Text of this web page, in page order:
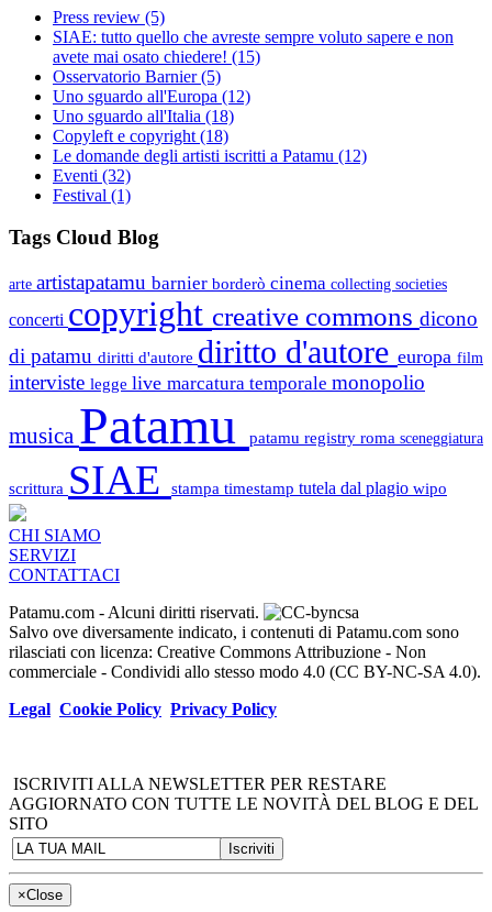
Press review (5)
SIAE: tutto quello che avreste sempre voluto sapere e non
avete mai osato chiedere! (15)
Osservatorio Barnier(5)
Uno sguardo all'Europa (12)
Uno sguardo all'Italia (18)
Copyleft e copyright (18)
Le domande degli artisti iscritti a Patamu (12)
Eventi (32)
Festival (1)
Tags Cloud Blog
arte artistapatamu barnier borderò cinema collecting societies
concerti copyright creative commons dicono
di patamu diritti d'autore diritto d'autore europa film
interviste legge live marcatura temporale monopolio
musica Patamu patamu registry roma sceneggiatura
scrittura SIAE stampa timestamp tutela dal plagio wipo
CHI SIAMO
SERVIZI
CONTATTACI
Patamu.com - Alcuni diritti riservati.
Salvo ove diversamente indicato, i contenuti di Patamu.com sono
rilasciati con licenza: Creative Commons Attribuzione - Non
commerciale - Condividi allo stesso modo 4.0 (CC BY-NC-SA 4.0).
Legal Cookie Policy Privacy Policy
ISCRIVITI ALLA NEWSLETTER PER RESTARE
AGGIORNATO CON TUTTE LE NOVITÀ DEL BLOG E DEL
SITO
×Close